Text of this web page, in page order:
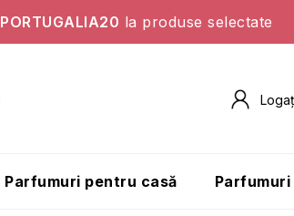
PORTUGALIA20 la produse selectate
Parfumuri pentru casă Parfumuri